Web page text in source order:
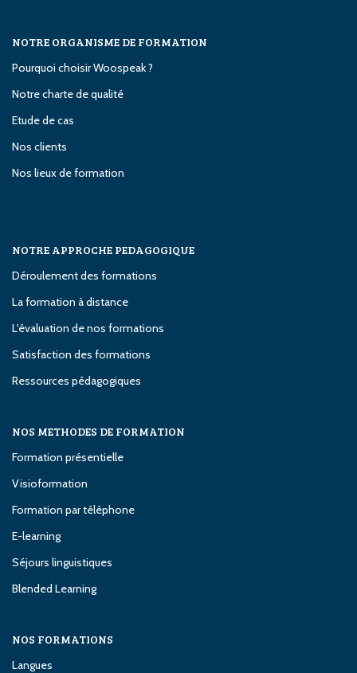
NOTRE ORGANISME DE FORMATION
Pourquoi choisir Woospeak ?
Notre charte de qualité
Etude de cas
Nos clients
Nos lieux de formation
NOTRE APPROCHE PEDAGOGIQUE
Déroulement des formations
La formation à distance
L'évaluation de nos formations
Satisfaction des formations
Ressources pédagogiques
NOS METHODES DE FORMATION
Formation présentielle
Visioformation
Formation par téléphone
E-learning
Séjours linguistiques
Blended Learning
NOS FORMATIONS
Langues